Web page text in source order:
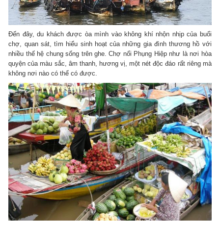
Đến đây, du khách được òa mình vào không khí nhộn nhịp của buổi
chợ, quan sát, tìm hiểu sinh hoạt của những gia đình thương hồ với
nhiều thế hệ chung sống trên ghe. Chợ nổi Phụng Hiệp như là nơi hòa
quyện của màu sắc, âm thanh, hương vị, một nét độc đáo rất riêng mà
không nơi nào có thể có được.